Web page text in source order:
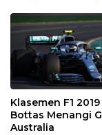
Klasemen F1
Bottas Menangi
Australia